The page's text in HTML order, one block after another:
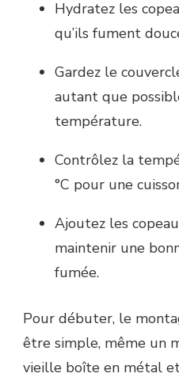
Hydratez les
qu’ils fument
Gardez le
autant que
température.
Contrôlez la
°C pour une
Ajoutez les
maintenir une
fumée.
Pour débuter, le
être simple, même un
vieille boîte en métal